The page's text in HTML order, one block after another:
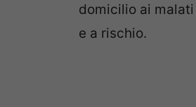
domicilio ai
e a rischio.